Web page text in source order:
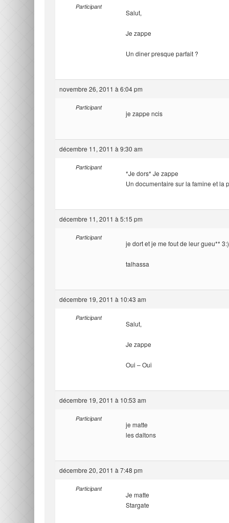
Participant
Salut,
Je zappe
Un diner presque parfait ?
novembre 26, 2011 à 6:04 pm
Participant
je zappe ncis
décembre 11, 2011 à 9:30 am
Participant
*Je dors* Je zappe
Un documentaire sur la famine et la
décembre 11, 2011 à 5:15 pm
Participant
je dort et je me fout de leur gueu** 3:)
talhassa
décembre 19, 2011 à 10:43 am
Participant
Salut,
Je zappe
Oui – Oui
décembre 19, 2011 à 10:53 am
Participant
je matte
les daltons
décembre 20, 2011 à 7:48 pm
Participant
Je matte
Stargate